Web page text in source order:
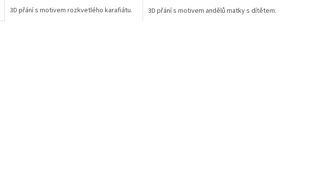
3D přání s motivem rozkvetlého karafiátu. 3D přání s motivem andělů matky s dítětem.